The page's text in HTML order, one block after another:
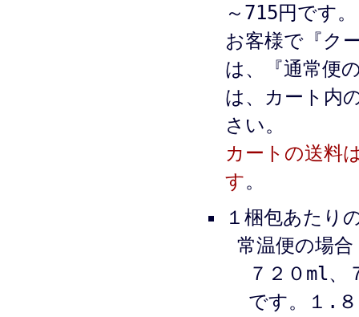
～715円です。
お客様で『ク
は、『通常便
は、カート内
さい。
カートの送料
す。
１梱包あたり
常温便の場合
７２０ml
です。１.